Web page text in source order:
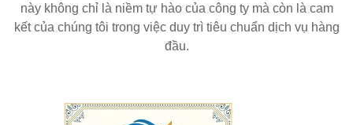
này không chỉ là niềm tự hào của công ty mà còn là cam
kết của chúng tôi trong việc duy trì tiêu chuẩn dịch vụ hàng
đầu.